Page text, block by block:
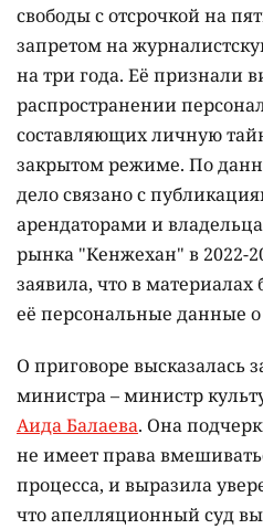
свободы с отсрочкой на
запретом на
на три года. Её признали
распространении
составляющих личную
закрытом режиме. По
дело связано с
арендаторами и
рынка "Кенжехан" в 2022-
заявила, что в
её персональные данные
О приговоре высказалась
министра – министр
Аида Балаева. Она
не имеет права
процесса, и выразила
что апелляционный суд